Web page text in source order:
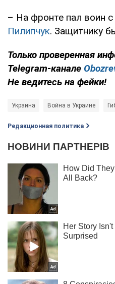
– На фронте пал воин
Пилипчук. Защитнику
Только проверенная
Telegram-канале
Не ведитесь на фейки!
Украина Война в Украине
Редакционная политика